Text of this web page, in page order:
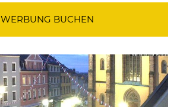
WERBUNG BUCHEN